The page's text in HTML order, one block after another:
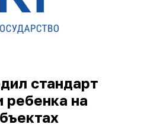
стандарт
ребенка на